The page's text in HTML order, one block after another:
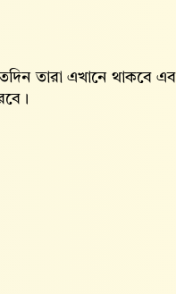
তারা এখানে থাকবে